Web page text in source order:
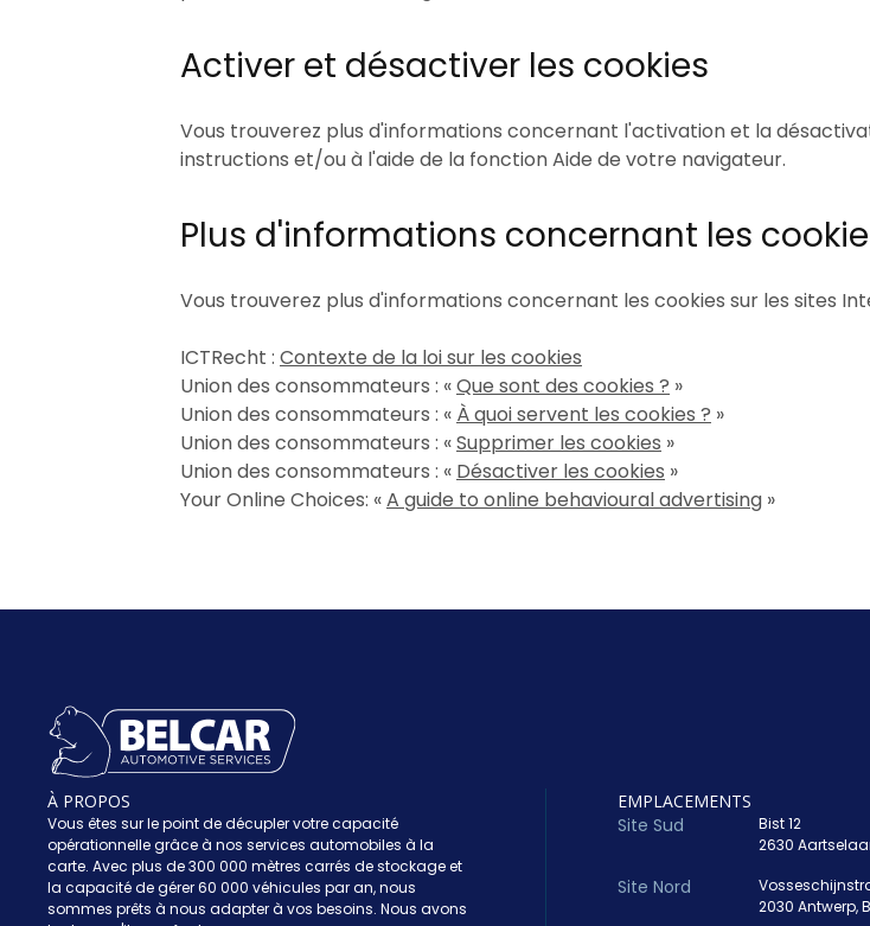
Activer et désactiver les cookies
Vous trouverez plus d'informations concernant l'activation et la
instructions et/ou à l'aide de la fonction Aide de votre navigateur.
Plus d'informations concernant les
Vous trouverez plus d'informations concernant les cookies sur les sites
ICTRecht : Contexte de la loi sur les cookies
Union des consommateurs : «Que sont des cookies ? »
Union des consommateurs : « À quoi servent les cookies ? »
Union des consommateurs : «Supprimer les cookies »
Union des consommateurs : « Désactiver les cookies »
Your Online Choices: «A guide to online behavioural advertising »
À PROPOS
Vous êtes sur le point de décupler votre capacité
opérationnelle grâce à nos services automobiles à la
carte. Avec plus de 300 000 mètres carrés de stockage et
la capacité de gérer 60 000 véhicules par an, nous
sommes prêts à nous adapter à vos besoins. Nous avons
EMPLACEMENTS
Site Sud
Bist 12
2630
Site Nord
2030 Antwerp,